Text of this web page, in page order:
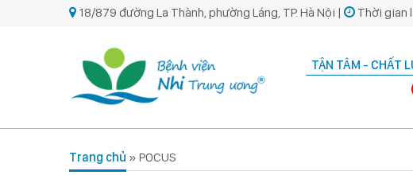
18/879 đường La Thành, phường Láng, TP. Hà Nội | Thời gian
TẬN TÂM - CHẤT
Trang chủ » POCUS